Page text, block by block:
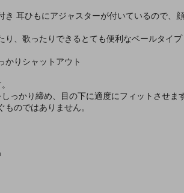
き 耳ひもにアジャスターが付いているので、
り、歌ったりできるとても便利なベールタイプ
かりシャットアウト
っかり締め、目の下に適度にフィットさせます
のではありません。